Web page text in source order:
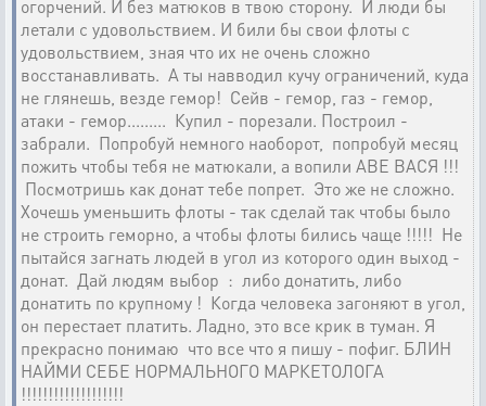
огорчений. И без матюков в твою сторону. И люди бы
летали с удовольствием. И били бы свои флоты с
удовольствием, зная что их не очень сложно
восстанавливать. А ты навводил кучу ограничений, куда
не глянешь, везде гемор! Сейв - гемор, газ - гемор,
атаки - гемор......... Купил - порезали. Построил -
забрали. Попробуй немного наоборот, попробуй месяц
пожить чтобы тебя не матюкали, а вопили АВЕ ВАСЯ !!!
Посмотришь как донат тебе попрет. Это же не сложно.
Хочешь уменьшить флоты - так сделай так чтобы было
не строить геморно, а чтобы флоты бились чаще !!!!! Не
пытайся загнать людей в угол из которого один выход -
донат. Дай людям выбор : либо донатить, либо
донатить по крупному ! Когда человека загоняют в угол,
он перестает платить. Ладно, это все крик в туман. Я
прекрасно понимаю что все что я пишу - пофиг. БЛИН
НАЙМИ СЕБЕ НОРМАЛЬНОГО МАРКЕТОЛОГА
!!!!!!!!!!!!!!!!!!!